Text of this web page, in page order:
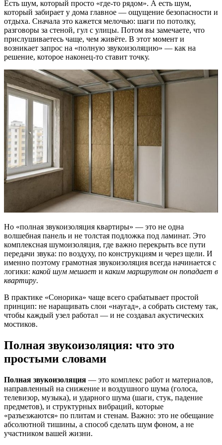
Есть шум, который просто «где-то рядом». А есть шум,
который забирает у дома главное — ощущение безопасности и
отдыха. Сначала это кажется мелочью: шаги по потолку,
разговоры за стеной, гул с улицы. Потом вы замечаете, что
прислушиваетесь чаще, чем живёте. В этот момент и
возникает запрос на «полную звукоизоляцию» — как на
решение, которое наконец-то ставит точку.
Но «полная звукоизоляция квартиры» — это не одна
волшебная панель и не толстая подложка под ламинат. Это
комплексная шумоизоляция, где важно перекрыть все пути
передачи звука: по воздуху, по конструкциям и через щели. И
именно поэтому грамотная звукоизоляция всегда начинается с
логики: какой шум мешает и каким маршрутом он попадает в
квартиру.
В практике «Сонорика» чаще всего срабатывает простой
принцип: не наращивать слои «наугад», а собрать систему так,
чтобы каждый узел работал — и не создавал акустических
мостиков.
Полная звукоизоляция: что это
простыми словами
Полная звукоизоляция — это комплекс работ и материалов,
направленный на снижение и воздушного шума (голоса,
телевизор, музыка), и ударного шума (шаги, стук, падение
предметов), и структурных вибраций, которые
«разъезжаются» по плитам и стенам. Важно: это не обещание
абсолютной тишины, а способ сделать шум фоном, а не
участником вашей жизни.